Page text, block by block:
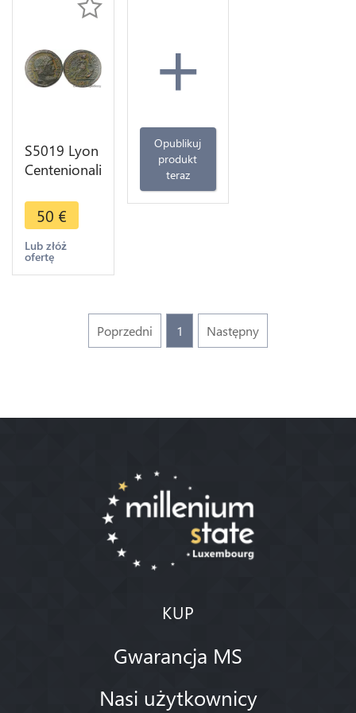
S5019 Lyon
Centenionalis
Nummus
Constantin I
Grand
Sarmatia
50 €
Lub złóż
ofertę
+
Opublikuj
produkt
teraz
Poprzedni 1 Następny
KUP
Gwarancja MS
Nasi użytkownicy